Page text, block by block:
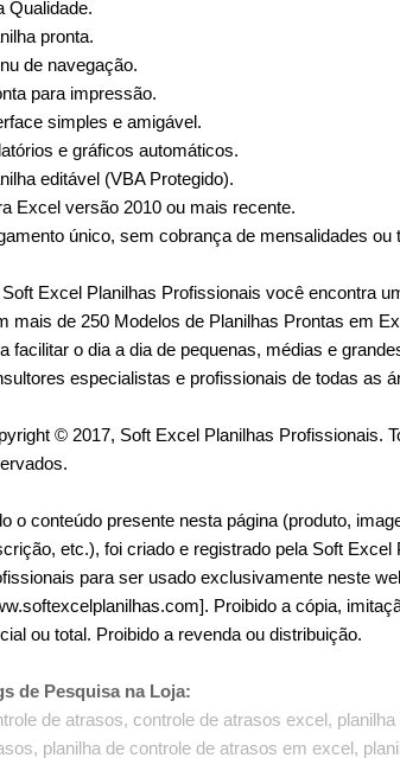
Qualidade.
pronta.
de navegação.
para impressão.
simples e amigável.
e gráficos automáticos.
editável (VBA Protegido).
Excel versão 2010 ou mais recente.
único, sem cobrança de mensalidades ou
Soft Excel Planilhas Profissionais você encontra
mais de 250 Modelos de Planilhas Prontas em
facilitar o dia a dia de pequenas, médias e
especialistas e profissionais de todas as
© 2017, Soft Excel Planilhas Profissionais.
o conteúdo presente nesta página (produto,
etc.), foi criado e registrado pela Soft Excel
para ser usado exclusivamente neste
Proibido a cópia,
ou total. Proibido a revenda ou distribuição.
de Pesquisa na Loja:
de atrasos, controle de atrasos excel,
planilha de controle de atrasos em excel,